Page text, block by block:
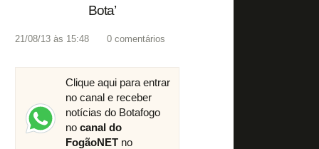
Bota’
21/08/13 às 15:48 0 comentários
Clique aqui para entrar
no canal e receber
notícias do Botafogo
no canal do
FogãoNET no